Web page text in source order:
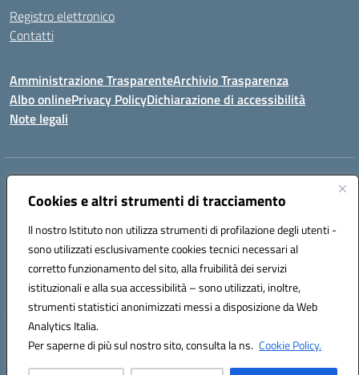
Cookies e altri strumenti di tracciamento
Il nostro Istituto non utilizza strumenti di profilazione degli utenti -
sono utilizzati esclusivamente cookies tecnici necessari al
corretto funzionamento del sito, alla fruibilità dei servizi
istituzionali e alla sua accessibilità – sono utilizzati, inoltre,
strumenti statistici anonimizzati messi a disposizione da Web
Analytics Italia.
Per saperne di più sul nostro sito, consulta la ns. Cookie Policy.
Registro elettronico
Contatti
Amministrazione TrasparenteArchivio Trasparenza
Albo onlinePrivacy PolicyDichiarazione di accessibilità
Note legali
Indirizzo:
Centralino:096721161 Email:czic869004@istruzione.it
Codice fiscale: 84000710792
Codice meccanografico:
CZIC869004
Codice unico di fatturazione (CUF): UFKGA0
Hosting & Powered by 3D Solution S.r.l.
Concept & Design by Designers Italia